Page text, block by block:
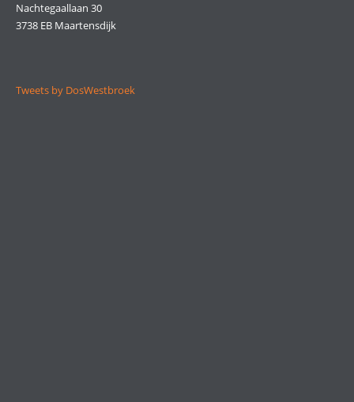
Nachtegaallaan 30
3738 EB Maartensdijk
Tweets by DosWestbroek